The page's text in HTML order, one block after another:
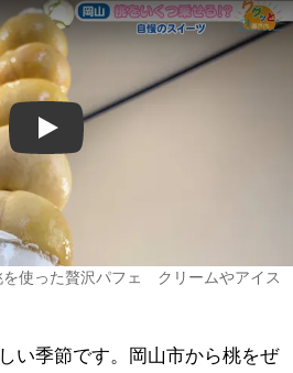
Play
使った贅沢パフェ クリームやアイス
い季節です。岡山市から桃をぜ